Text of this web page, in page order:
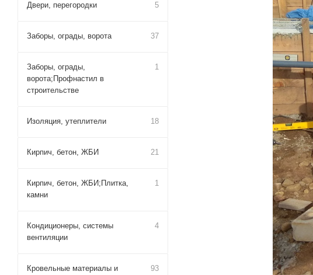
Двери, перегородки 5
Заборы, ограды, ворота 37
Заборы, ограды,
ворота;Профнастил в
строительстве
1
Изоляция, утеплители 18
Кирпич, бетон, ЖБИ 21
Кирпич, бетон, ЖБИ;Плитка,
камни
1
Кондиционеры, системы
вентиляции
4
Кровельные материалы и
93